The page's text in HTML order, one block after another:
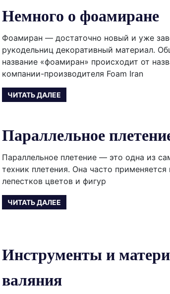
Немного о фоамиране
Фоамиран — достаточно новый и уже
рукодельниц декоративный материал.
название «фоамиран» происходит от
компании-производителя Foam Iran
ЧИТАТЬ ДАЛЕЕ
Параллельное
Параллельное плетение — это одна из
техник плетения. Она часто применяется
лепестков цветов и фигур
ЧИТАТЬ ДАЛЕЕ
Инструменты и
валяния